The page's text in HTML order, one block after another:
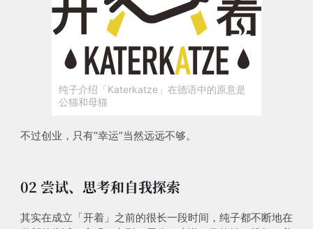
纯子介绍「Katerkatze」在德语中的原意是
公猫和母猫
不过创业，只有“幸运”当然远远不够。
02 尝试、思考和自我探索
其实在成立「开着」之前的很长一段时间，纯子都不断地在